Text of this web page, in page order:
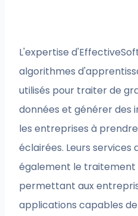
L'expertise
algorithmes
utilisés pour traiter de
données et générer des
les entreprises à
éclairées. Leurs services
également le traitement
permettant aux
applications capables